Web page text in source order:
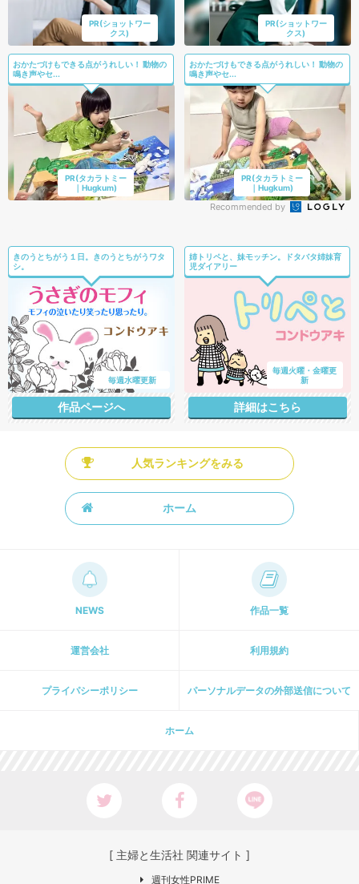
PR(ショットワー
クス)
PR(ショットワー
クス)
おかたづけもできる点がうれしい！ 動物の
鳴き声やセ...
PR(タカラトミー
｜Hugkum)
おかたづけもできる点がうれしい！ 動物の
鳴き声やセ...
PR(タカラトミー
｜Hugkum)
Recommended by
きのうとちがう１日。きのうとちがうワタ
シ。
毎週水曜更新
作品ページへ
姉トリペと、妹モッチン。ドタバタ姉妹育
児ダイアリー
毎週火曜・金曜更
新
詳細はこちら
人気ランキングをみる
ホーム
NEWS 作品一覧
運営会社 利用規約
プライパシーポリシー パーソナルデータの外部送信について
ホーム
[ 主婦と生活社 関連サイト ]
週刊女性PRIME